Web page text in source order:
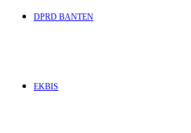
DPRD BANTEN
EKBIS